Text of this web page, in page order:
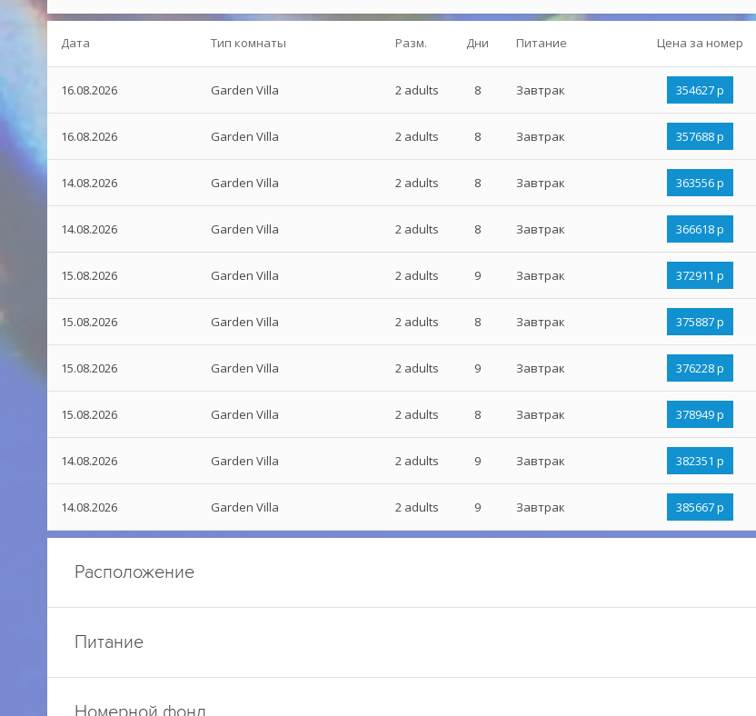
Дата Тип комнаты Разм. Дни Питание Цена за номер
16.08.2026 Garden Villa 2 adults 8 Завтрак 354627 р
16.08.2026 Garden Villa 2 adults 8 Завтрак 357688 р
14.08.2026 Garden Villa 2 adults 8 Завтрак 363556 р
14.08.2026 Garden Villa 2 adults 8 Завтрак 366618 р
15.08.2026 Garden Villa 2 adults 9 Завтрак 372911 р
15.08.2026 Garden Villa 2 adults 8 Завтрак 375887 р
15.08.2026 Garden Villa 2 adults 9 Завтрак 376228 р
15.08.2026 Garden Villa 2 adults 8 Завтрак 378949 р
14.08.2026 Garden Villa 2 adults 9 Завтрак 382351 р
14.08.2026 Garden Villa 2 adults 9 Завтрак 385667 р
Расположение
Питание